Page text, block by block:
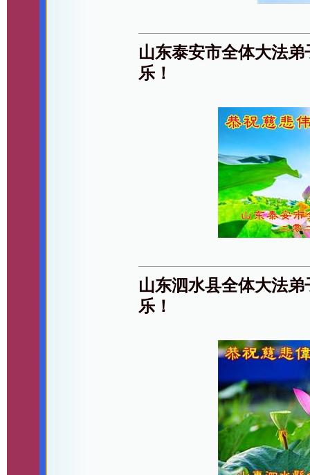
山东泰安市全体大法
乐！
山东泗水县全体大法
乐！